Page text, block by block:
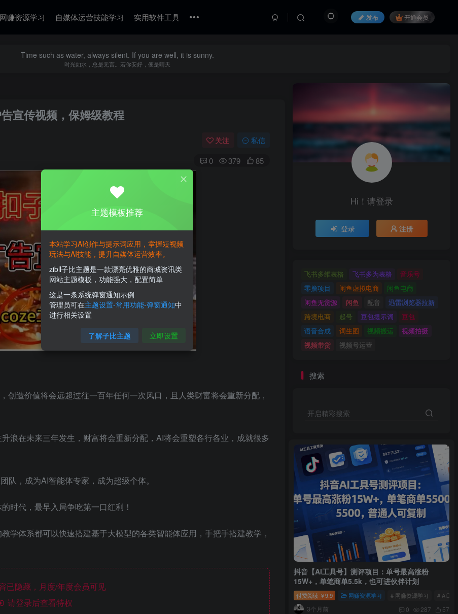
网赚资源学习 自媒体运营技能学习 实用软件工具 发布 开通会员
Time such as water, always silent. If you are well, it is sunny.
时光如水，总是无言。若你安好，便是晴天
宣传视频，保姆级教程
关注 私信
0 379 85
造价值将会远超过往一百年任何一次风口，且人类财富将会重新分配，
浪在未来三年发生，财富将会重新分配，AI将会重塑各行各业，成就很多
，成为AI智能体专家，成为超级个体。
时代，最早入局争吃第一口红利！
学体系都可以快速搭建基于大模型的各类智能体应用，手把手搭建教学，
已隐藏，月度/年度会员可见
请登录后查看特权
Hi！请登录
登录 注册
飞书多维表格 飞书多为表格
音乐号
零撸项目
闲鱼虚拟电商
闲鱼电商
闲鱼无货源
闲鱼 配音
迅雷浏览器拉新
跨境电商
起号 豆包提示词
豆包
语音合成
词生图 视频搬运
视频拍摄
视频带货
视频号运营
搜索
开启精彩搜索
抖音【AI工具号】测评项目：单号最高涨粉
15W+，单笔商单5.5k，也可进伙伴计划
付费阅读 ￥9.9 网赚资源学习 # 网赚资源学习 # AI工
3个月前 0 287 57
主题模板推荐
本站学习AI创作与提示词应用，掌握短视频
玩法与AI技能，提升自媒体运营效率。
zibll子比主题是一款漂亮优雅的商城资讯类
网站主题模板，功能强大，配置简单
这是一条系统弹窗通知示例
管理员可在主题设置-常用功能-弹窗通知中
进行相关设置
了解子比主题 立即设置